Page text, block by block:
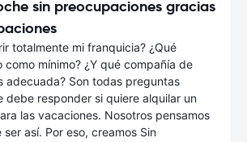
sin preocupaciones gracias
totalmente mi franquicia? ¿Qué
como mínimo? ¿Y qué compañía de
adecuada? Son todas preguntas
debe responder si quiere alquilar un
las vacaciones. Nosotros pensamos
así. Por eso, creamos Sin